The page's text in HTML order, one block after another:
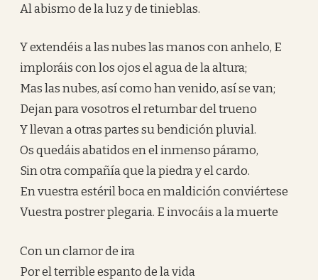
Al abismo de la luz y de tinieblas.
Y extendéis a las nubes las manos con anhelo, E
imploráis con los ojos el agua de la altura;
Mas las nubes, así como han venido, así se van;
Dejan para vosotros el retumbar del trueno
Y llevan a otras partes su bendición pluvial.
Os quedáis abatidos en el inmenso páramo,
Sin otra compañía que la piedra y el cardo.
En vuestra estéril boca en maldición conviértese
Vuestra postrer plegaria. E invocáis a la muerte
Con un clamor de ira
Por el terrible espanto de la vida